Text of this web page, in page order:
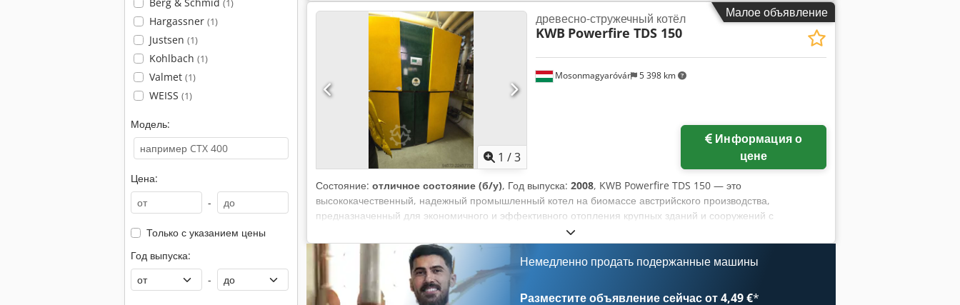
(1)
Hargassner (1)
Justsen (1)
Kohlbach (1)
Valmet (1)
WEISS (1)
Модель:
Цена:
-
Только с указанием цены
Год выпуска:
-
Малое объявление
1 /3
Mosonmagyaróvár 5 398 km
древесно-стружечный котёл
KWB Powerfire TDS 150
цене
Состояние: отличное состояние (б/у), Год выпуска: 2008, KWB Powerfire TDS 150 — это
высококачественный, надежный промышленный котел на биомассе австрийского производства,
предназначенный для экономичного и эффективного отопления крупных зданий и сооружений с
постоянной потребностью в тепле. Мощность котла можно регулировать в диапазоне от 45 до 150 кВт в
зависимости от текущей потребности в тепле, что позволяет ему эффективно работать даже при частичной
нагрузке. Котел может использоваться как с древесной щепой, так и с пеллетами, что обеспечивает
высокую степень гибкости в выборе топлива. Полностью автоматизированный режим работы. Высокий
уровень автоматизации KWB Powerfire значительно снижает необходимость в постоянном обслуживании.
Немедленно продать подержанные машины
Разместите объявление сейчас от 4,49 €*